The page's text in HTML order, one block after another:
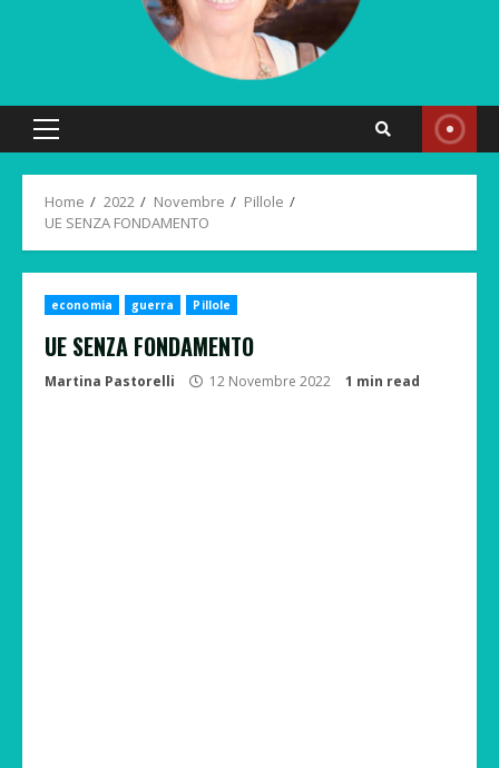
Primary
Home 2022 Novembre
Pillole
UE SENZA FONDAMENTO
economia guerra Pillole
UE SENZA FONDAMENTO
Martina Pastorelli 12 Novembre 2022 1 min read